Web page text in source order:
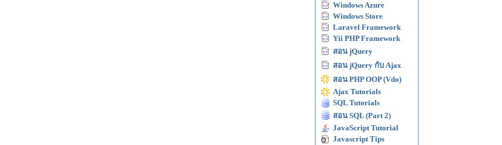
Windows Azure
Windows Store
Laravel Framework
Yii PHP Framework
สอน jQuery
สอน jQuery กับ Ajax
สอน PHP OOP (Vdo)
Ajax Tutorials
SQL Tutorials
สอน SQL (Part 2)
JavaScript Tutorial
Javascript Tips